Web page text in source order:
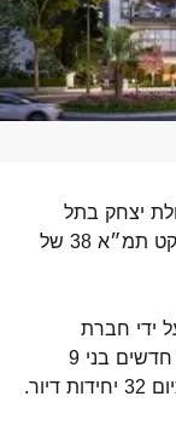
יצחק בתל
אביב, סמוך לגבול גבעתיים, במסגרת פרויקט תמ״א 38 של
28-30, נבנה על ידי חברת
"שטבן", ויכלול הקמה של שני בנייני מגורים חדשים בני 9